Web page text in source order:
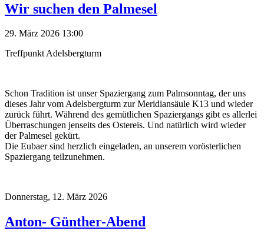
Wir suchen den Palmesel
29. März 2026 13:00
Treffpunkt Adelsbergturm
Schon Tradition ist unser Spaziergang zum Palmsonntag, der uns
dieses Jahr vom Adelsbergturm zur Meridiansäule K13 und wieder
zurück führt. Während des gemütlichen Spaziergangs gibt es allerlei
Überraschungen jenseits des Ostereis. Und natürlich wird wieder
der Palmesel gekürt.
Die Eubaer sind herzlich eingeladen, an unserem vorösterlichen
Spaziergang teilzunehmen.
Donnerstag, 12. März 2026
Anton- Günther-Abend